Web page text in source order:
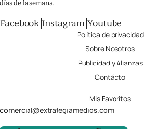
días de la semana.
Facebook Instagram Youtube
Política de privacidad
Sobre Nosotros
Publicidad y Alianzas
Contácto
Mis Favoritos
comercial@extrategiamedios.com